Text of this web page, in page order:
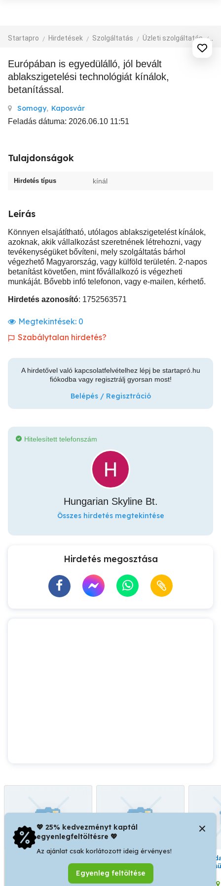
Startapro Hirdetések Szolgáltatás Üzleti szolgáltatás
Európában is egyedülálló, jól bevált
ablakszigetelési technológiát kínálok,
betanítással.
Somogy, Kaposvár
Feladás dátuma: 2026.06.10 11:51
Tulajdonságok
Hirdetés típus kínál
Leírás
Könnyen elsajátítható, utólagos ablakszigetelést kínálok,
azoknak, akik vállalkozást szeretnének létrehozni, vagy
tevékenységüket bővíteni, mely szolgáltatás bárhol
végezhető Magyarország, vagy külföld területén. 2-napos
betanítást követően, mint fővállalkozó is végezheti
munkáját. Bővebb infó telefonon, vagy e-mailen, kérhető.
Hirdetés azonosító: 1752563571
Megtekintések: 0
Szabálytalan hirdetés?
A hirdetővel való kapcsolatfelvételhez lépj be startapró.hu
fiókodba vagy regisztrálj gyorsan most!
Belépés / Regisztráció
Hitelesített telefonszám
Hungarian Skyline Bt.
Összes hirdetés megtekintése
Hirdetés megosztása
azonnali kezdéssel,
keresünk, belföldi és
külföldi folyamatos
bérmunkákra és
Kaposvár
💖 25% kedvezményt kaptál
egyenlegfeltöltésre 💖
Az ajánlat csak korlátozott ideig érvényes!
Egyenleg feltöltése